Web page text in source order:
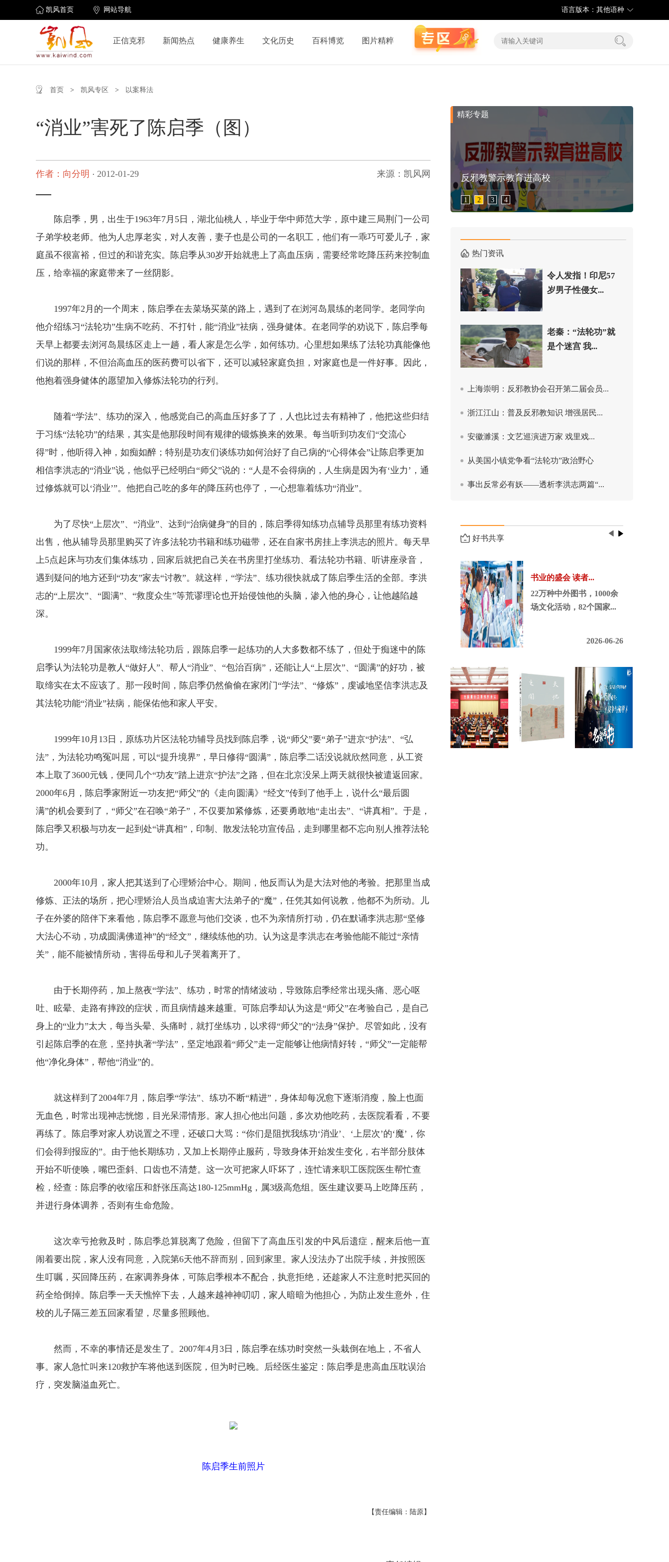
凯风首页 网站导航 语言版本：其他语种
正信克邪 新闻热点 健康养生 文化历史 百科博览 图片精粹
首页 > 凯风专区 > 以案释法
“消业”害死了陈启季（图）
作者：向分明 · 2012-01-29 来源：凯风网
陈启季，男，出生于1963年7月5日，湖北仙桃人，毕业于华中师范大学，原中建三局荆门一公司
子弟学校老师。他为人忠厚老实，对人友善，妻子也是公司的一名职工，他们有一乖巧可爱儿子，家
庭虽不很富裕，但过的和谐充实。陈启季从30岁开始就患上了高血压病，需要经常吃降压药来控制血
压，给幸福的家庭带来了一丝阴影。
1997年2月的一个周末，陈启季在去菜场买菜的路上，遇到了在浏河岛晨练的老同学。老同学向
他介绍练习“法轮功”生病不吃药、不打针，能“消业”祛病，强身健体。在老同学的劝说下，陈启季每
天早上都要去浏河岛晨练区走上一趟，看人家是怎么学，如何练功。心里想如果练了法轮功真能像他
们说的那样，不但治高血压的医药费可以省下，还可以减轻家庭负担，对家庭也是一件好事。因此，
他抱着强身健体的愿望加入修炼法轮功的行列。
随着“学法”、练功的深入，他感觉自己的高血压好多了了，人也比过去有精神了，他把这些归结
于习练“法轮功”的结果，其实是他那段时间有规律的锻炼换来的效果。每当听到功友们“交流心
得”时，他听得入神，如痴如醉；特别是功友们谈练功如何治好了自己病的“心得体会”让陈启季更加
相信李洪志的“消业”说，他似乎已经明白“师父”说的：“人是不会得病的，人生病是因为有‘业力’，通
过修炼就可以‘消业’”。他把自己吃的多年的降压药也停了，一心想靠着练功“消业”。
为了尽快“上层次”、“消业”、达到“治病健身”的目的，陈启季得知练功点辅导员那里有练功资料
出售，他从辅导员那里购买了许多法轮功书籍和练功磁带，还在自家书房挂上李洪志的照片。每天早
上5点起床与功友们集体练功，回家后就把自己关在书房里打坐练功、看法轮功书籍、听讲座录音，
遇到疑问的地方还到“功友”家去“讨教”。就这样，“学法”、练功很快就成了陈启季生活的全部。李洪
志的“上层次”、“圆满”、“救度众生”等荒谬理论也开始侵蚀他的头脑，渗入他的身心，让他越陷越
深。
1999年7月国家依法取缔法轮功后，跟陈启季一起练功的人大多数都不练了，但处于痴迷中的陈
启季认为法轮功是教人“做好人”、帮人“消业”、“包治百病”，还能让人“上层次”、“圆满”的好功，被
取缔实在太不应该了。那一段时间，陈启季仍然偷偷在家闭门“学法”、“修炼”，虔诚地坚信李洪志及
其法轮功能“消业”祛病，能保佑他和家人平安。
1999年10月13日，原练功片区法轮功辅导员找到陈启季，说“师父”要“弟子”进京“护法”、“弘
法”，为法轮功鸣冤叫屈，可以“提升境界”，早日修得“圆满”，陈启季二话没说就欣然同意，从工资
本上取了3600元钱，便同几个“功友”踏上进京“护法”之路，但在北京没呆上两天就很快被遣返回家。
2000年6月，陈启季家附近一功友把“师父”的《走向圆满》“经文”传到了他手上，说什么“最后圆
满”的机会要到了，“师父”在召唤“弟子”，不仅要加紧修炼，还要勇敢地“走出去”、“讲真相”。于是，
陈启季又积极与功友一起到处“讲真相”，印制、散发法轮功宣传品，走到哪里都不忘向别人推荐法轮
功。
2000年10月，家人把其送到了心理矫治中心。期间，他反而认为是大法对他的考验。把那里当成
修炼、正法的场所，把心理矫治人员当成迫害大法弟子的“魔”，任凭其如何说教，他都不为所动。儿
子在外婆的陪伴下来看他，陈启季不愿意与他们交谈，也不为亲情所打动，仍在默诵李洪志那“坚修
大法心不动，功成圆满佛道神”的“经文”，继续练他的功。认为这是李洪志在考验他能不能过“亲情
关”，能不能被情所动，害得岳母和儿子哭着离开了。
由于长期停药，加上熬夜“学法”、练功，时常的情绪波动，导致陈启季经常出现头痛、恶心呕
吐、眩晕、走路有摔跤的症状，而且病情越来越重。可陈启季却认为这是“师父”在考验自己，是自己
身上的“业力”太大，每当头晕、头痛时，就打坐练功，以求得“师父”的“法身”保护。尽管如此，没有
引起陈启季的在意，坚持执著“学法”，坚定地跟着“师父”走一定能够让他病情好转，“师父”一定能帮
他“净化身体”，帮他“消业”的。
就这样到了2004年7月，陈启季“学法”、练功不断“精进”，身体却每况愈下逐渐消瘦，脸上也面
无血色，时常出现神志恍惚，目光呆滞情形。家人担心他出问题，多次劝他吃药，去医院看看，不要
再练了。陈启季对家人劝说置之不理，还破口大骂：“你们是阻扰我练功‘消业’、‘上层次’的‘魔’，你
们会得到报应的”。由于他长期练功，又加上长期停止服药，导致身体开始发生变化，右半部分肢体
开始不听使唤，嘴巴歪斜、口齿也不清楚。这一次可把家人吓坏了，连忙请来职工医院医生帮忙查
检，经查：陈启季的收缩压和舒张压高达180-125mmHg，属3级高危组。医生建议要马上吃降压药，
并进行身体调养，否则有生命危险。
这次幸亏抢救及时，陈启季总算脱离了危险，但留下了高血压引发的中风后遗症，醒来后他一直
闹着要出院，家人没有同意，入院第6天他不辞而别，回到家里。家人没法办了出院手续，并按照医
生叮嘱，买回降压药，在家调养身体，可陈启季根本不配合，执意拒绝，还趁家人不注意时把买回的
药全给倒掉。陈启季一天天憔悴下去，人越来越神神叨叨，家人暗暗为他担心，为防止发生意外，住
校的儿子隔三差五回家看望，尽量多照顾他。
然而，不幸的事情还是发生了。2007年4月3日，陈启季在练功时突然一头栽倒在地上，不省人
事。家人急忙叫来120救护车将他送到医院，但为时已晚。后经医生鉴定：陈启季是患高血压耽误治
疗，突发脑溢血死亡。
陈启季生前照片
【责任编辑：陆原】